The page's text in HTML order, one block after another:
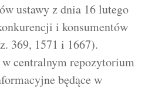
ustawy z dnia 16 lutego
i konsumentów
369, 1571 i 1667).
centralnym repozytorium
będące w